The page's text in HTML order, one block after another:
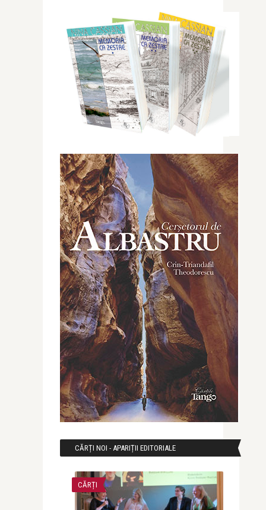
CĂRȚI NOI - APARIȚII EDITORIALE
CĂRȚI